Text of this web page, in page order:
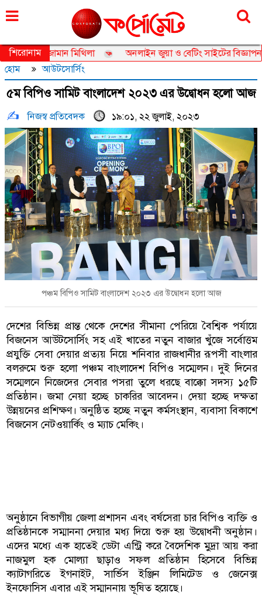
রোববার, ০৯ আগস্ট ২০২৬, ২৫ শ্রাবণ ১৪৩৩
শিরোনামজামান মিথিলা
অনলাইন জুয়া ও বেটিং সাইটের বিজ্ঞাপন
হোম
আউটসোর্সিং
৫ম বিপিও সামিট বাংলাদেশ ২০২৩ এর উদ্বোধন হলো আজ
নিজস্ব প্রতিবেদক ১৯:০১, ২২ জুলাই, ২০২৩
পঞ্চম বিপিও সামিট বাংলাদেশ ২০২৩ এর উদ্বোধন হলো আজ
দেশের বিভিন্ন প্রান্ত থেকে দেশের সীমানা পেরিয়ে বৈশ্বিক পর্যায়ে
বিজনেস আউটসোর্সিং সহ এই খাতের নতুন বাজার খুঁজে সর্বোত্তম
প্রযুক্তি সেবা দেয়ার প্রত্যয় নিয়ে শনিবার রাজধানীর রূপসী বাংলার
বলরুমে শুরু হলো পঞ্চম বাংলাদেশ বিপিও সম্মেলন। দুই দিনের
সম্মেলনে নিজেদের সেবার পসরা তুলে ধরছে বাক্কো সদস্য ১৫টি
প্রতিষ্ঠান। জমা নেয়া হচ্ছে চাকরির আবেদন। দেয়া হচ্ছে দক্ষতা
উন্নয়নের প্রশিক্ষণ। অনুষ্ঠিত হচ্ছে নতুন কর্মসংস্থান, ব্যবাসা বিকাশে
বিজনেস নেটওয়ার্কিং ও ম্যাচ মেকিং।
অনুষ্ঠানে বিভাগীয় জেলা প্রশাসন এবং বর্ষসেরা চার বিপিও ব্যক্তি ও
প্রতিষ্ঠানকে সম্মাননা দেয়ার মধ্য দিয়ে শুরু হয় উদ্বোধনী অনুষ্ঠান।
এদের মধ্যে এক হাতেই ডেটা এন্ট্রি করে বৈদেশিক মুদ্রা আয় করা
নাজমুল হক মোল্যা ছাড়াও সফল প্রতিষ্ঠান হিসেবে বিভিন্ন
ক্যাটাগরিতে ইগনাইট, সার্ভিস ইঞ্জিন লিমিটেড ও জেনেক্স
ইনফোসিস এবার এই সম্মাননায় ভূষিত হয়েছে।